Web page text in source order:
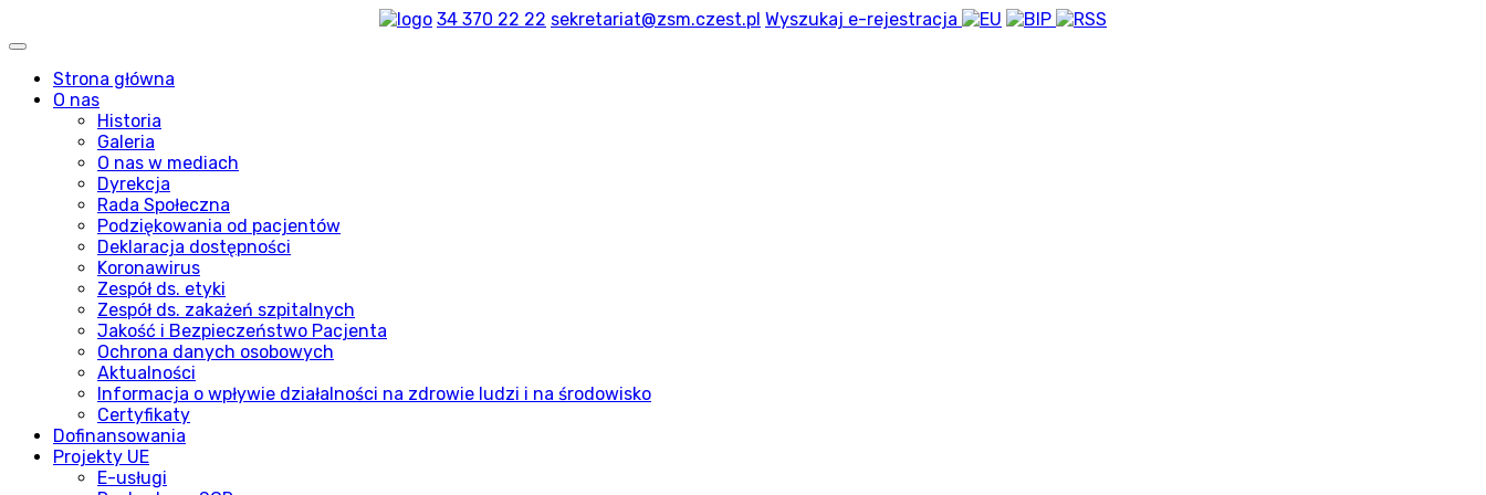
34 370 22 22 sekretariat@zsm.czest.pl Wyszukaj e-rejestracja
Strona główna
O nas
Historia
Galeria
O nas w mediach
Dyrekcja
Rada Społeczna
Podziękowania od pacjentów
Deklaracja dostępności
Koronawirus
Zespół ds. etyki
Zespół ds. zakażeń szpitalnych
Jakość i Bezpieczeństwo Pacjenta
Ochrona danych osobowych
Aktualności
Informacja o wpływie działalności na zdrowie ludzi i na środowisko
Certyfikaty
Dofinansowania
Projekty UE
E-usługi